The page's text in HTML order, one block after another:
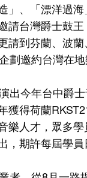
」、「漂洋過
台灣爵士鼓王
請到芬蘭、波
劃邀約台灣在
出今年台中爵
獲得荷蘭
樂人才，眾多
，期許每屆學